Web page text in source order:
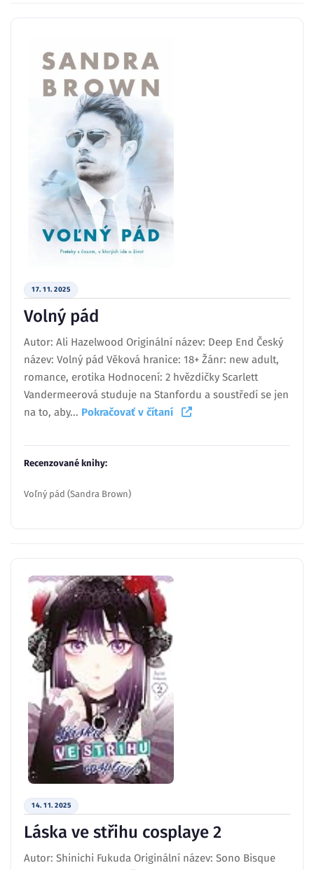
17. 11. 2025
Volný pád
Autor: Ali Hazelwood Originální název: Deep End Český
název: Volný pád Věková hranice: 18+ Žánr: new adult,
romance, erotika Hodnocení: 2 hvězdičky Scarlett
Vandermeerová studuje na Stanfordu a soustředí se jen
na to, aby... Pokračovať v čítaní
Recenzované knihy:
Voľný pád (Sandra Brown)
14. 11. 2025
Láska ve střihu cosplaye 2
Autor: Shinichi Fukuda Originální název: Sono Bisque